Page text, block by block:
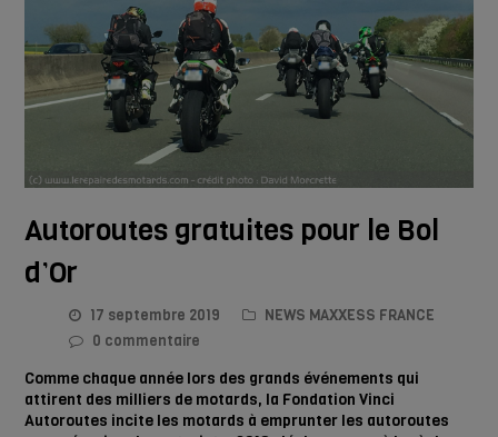
Autoroutes gratuites pour le Bol
d’Or
17 septembre 2019
NEWS MAXXESS FRANCE
0 commentaire
Comme chaque année lors des grands événements qui
attirent des milliers de motards, la Fondation Vinci
Autoroutes incite les motards à emprunter les autoroutes